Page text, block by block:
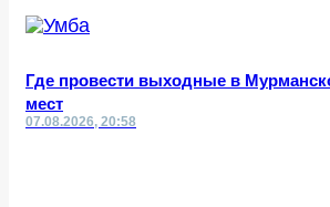
Где провести выходные в
мест
07.08.2026, 20:58